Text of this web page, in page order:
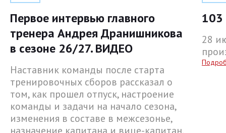
Первое интервью главного
тренера Андрея Дранишникова
в сезоне 26/27. ВИДЕО
Наставник команды после старта
тренировочных сборов рассказал о
том, как прошел отпуск, настроение
команды и задачи на начало сезона,
изменения в составе в межсезонье,
назначение капитана и вице-капитан,
103
28